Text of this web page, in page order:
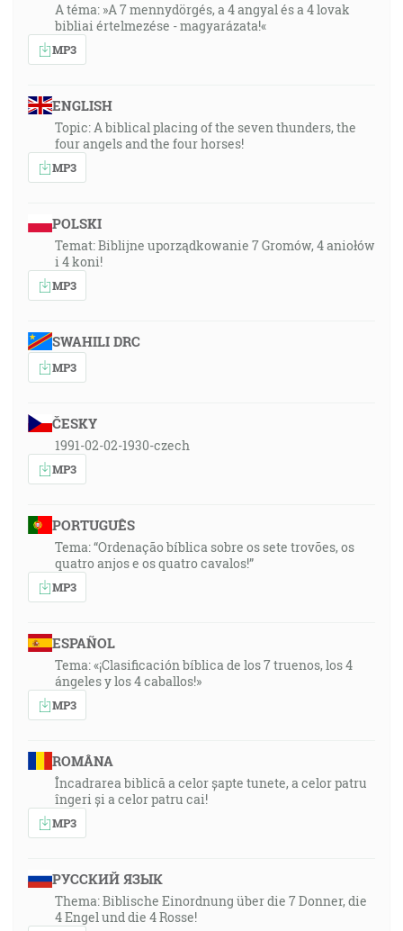
A téma: »A 7 mennydörgés, a 4 angyal és a 4 lovak
bibliai értelmezése - magyarázata!«
MP3
ENGLISH
Topic: A biblical placing of the seven thunders, the
four angels and the four horses!
MP3
POLSKI
Temat: Biblijne uporządkowanie 7 Gromów, 4 aniołów
i 4 koni!
MP3
SWAHILI DRC
MP3
ČESKY
1991-02-02-1930-czech
MP3
PORTUGUÊS
Tema: “Ordenação bíblica sobre os sete trovões, os
quatro anjos e os quatro cavalos!”
MP3
ESPAÑOL
Tema: «¡Clasificación bíblica de los 7 truenos, los 4
ángeles y los 4 caballos!»
MP3
ROMÂNA
Încadrarea biblică a celor șapte tunete, a celor patru
îngeri și a celor patru cai!
MP3
РУССКИЙ ЯЗЫК
Thema: Biblische Einordnung über die 7 Donner, die
4 Engel und die 4 Rosse!